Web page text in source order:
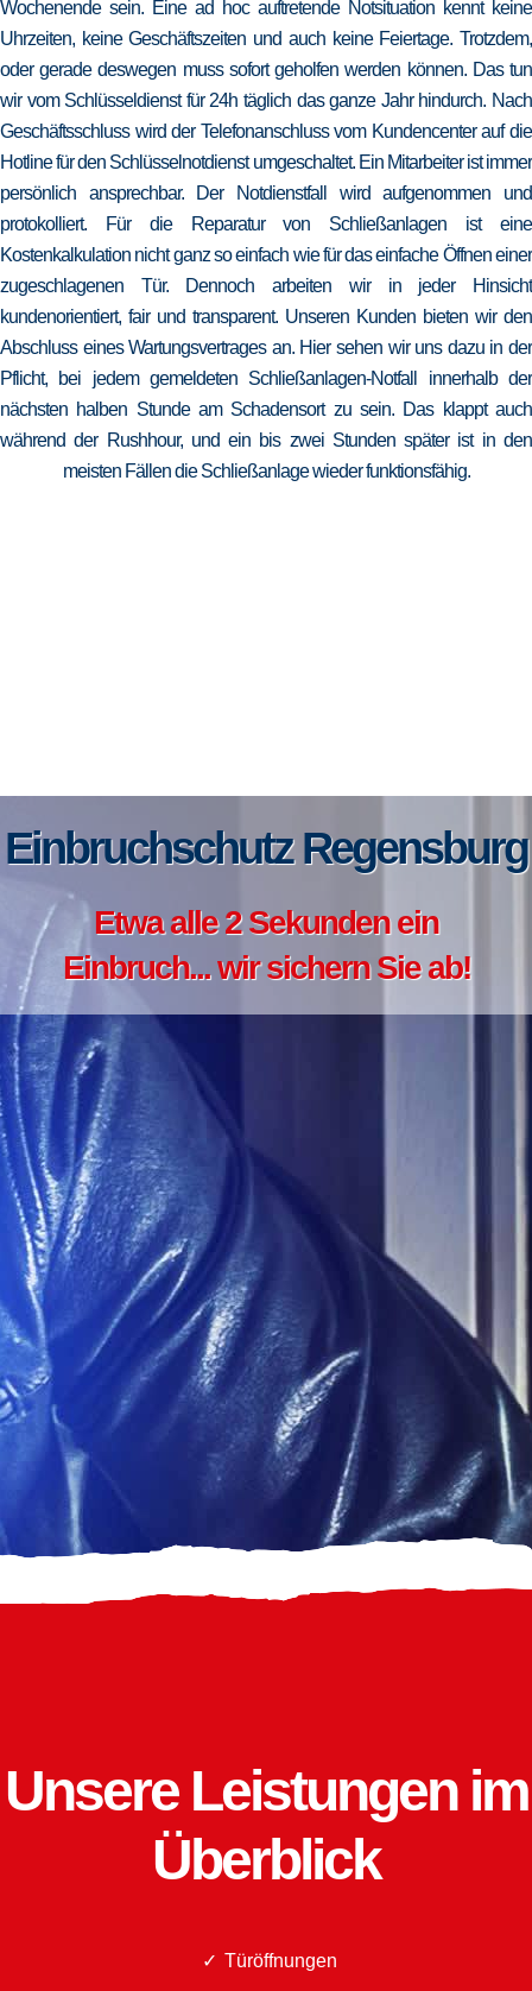
Wochenende sein. Eine ad hoc auftretende Notsituation kennt keine
Uhrzeiten, keine Geschäftszeiten und auch keine Feiertage. Trotzdem,
oder gerade deswegen muss sofort geholfen werden können. Das tun
wir vom Schlüsseldienst für 24h täglich das ganze Jahr hindurch. Nach
Geschäftsschluss wird der Telefonanschluss vom Kundencenter auf die
Hotline für den Schlüsselnotdienst umgeschaltet. Ein Mitarbeiter ist immer
persönlich ansprechbar. Der Notdienstfall wird aufgenommen und
protokolliert. Für die Reparatur von Schließanlagen ist eine
Kostenkalkulation nicht ganz so einfach wie für das einfache Öffnen einer
zugeschlagenen Tür. Dennoch arbeiten wir in jeder Hinsicht
kundenorientiert, fair und transparent. Unseren Kunden bieten wir den
Abschluss eines Wartungsvertrages an. Hier sehen wir uns dazu in der
Pflicht, bei jedem gemeldeten Schließanlagen-Notfall innerhalb der
nächsten halben Stunde am Schadensort zu sein. Das klappt auch
während der Rushhour, und ein bis zwei Stunden später ist in den
meisten Fällen die Schließanlage wieder funktionsfähig.
Einbruchschutz Regensburg
Etwa alle 2 Sekunden ein
Einbruch... wir sichern Sie ab!
Unsere Leistungen im
Überblick
Türöffnungen